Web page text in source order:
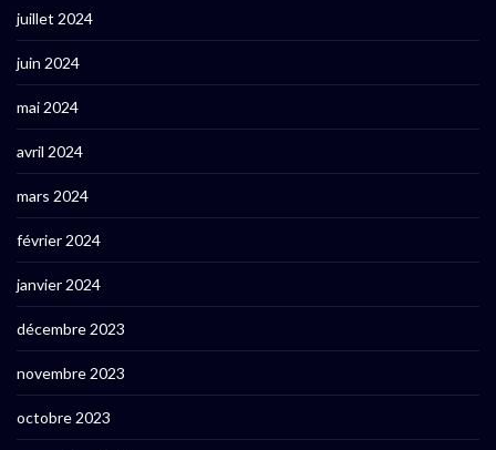
juillet 2024
juin 2024
mai 2024
avril 2024
mars 2024
février 2024
janvier 2024
décembre 2023
novembre 2023
octobre 2023